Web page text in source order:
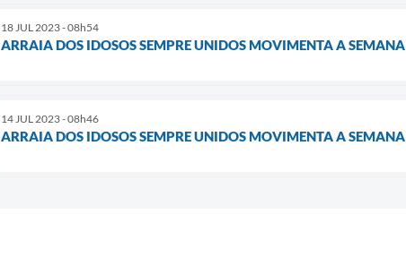
18 JUL 2023 - 08h54
ARRAIA DOS IDOSOS SEMPRE UNIDOS MOVIMENTA A
14 JUL 2023 - 08h46
ARRAIA DOS IDOSOS SEMPRE UNIDOS MOVIMENTA A